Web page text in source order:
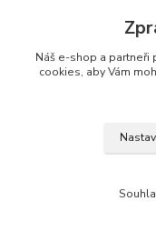
info@esoterik-shop.cz
Všechna práva
Náš e-shop a partneři
cookies, aby Vám